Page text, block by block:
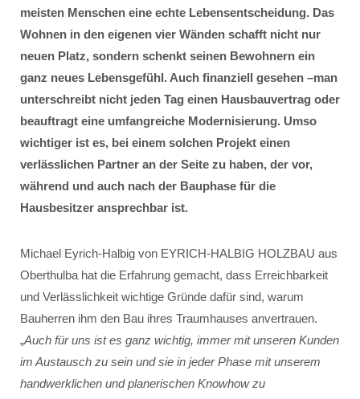
meisten Menschen eine echte Lebensentscheidung. Das
Wohnen in den eigenen vier Wänden schafft nicht nur
neuen Platz, sondern schenkt seinen Bewohnern ein
ganz neues Lebensgefühl. Auch finanziell gesehen –man
unterschreibt nicht jeden Tag einen Hausbauvertrag oder
beauftragt eine umfangreiche Modernisierung. Umso
wichtiger ist es, bei einem solchen Projekt einen
verlässlichen Partner an der Seite zu haben, der vor,
während und auch nach der Bauphase für die
Hausbesitzer ansprechbar ist.
Michael Eyrich-Halbig von EYRICH-HALBIG HOLZBAU aus
Oberthulba hat die Erfahrung gemacht, dass Erreichbarkeit
und Verlässlichkeit wichtige Gründe dafür sind, warum
Bauherren ihm den Bau ihres Traumhauses anvertrauen.
„Auch für uns ist es ganz wichtig, immer mit unseren Kunden
im Austausch zu sein und sie in jeder Phase mit unserem
handwerklichen und planerischen Knowhow zu